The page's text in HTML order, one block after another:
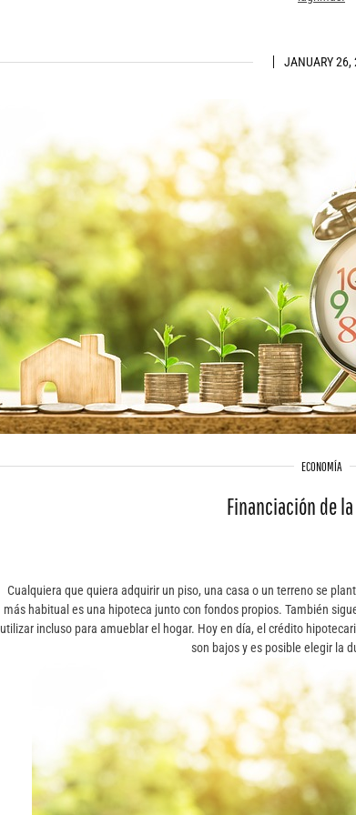
JANUARY 26,
ECONOMÍA
Financiación de
Cualquiera que quiera adquirir un piso, una casa o un terreno se
más habitual es una hipoteca junto con fondos propios. También
utilizar incluso para amueblar el hogar. Hoy en día, el crédito
son bajos y es posible elegir la